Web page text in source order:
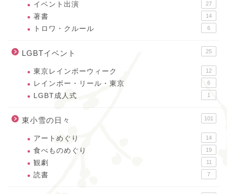
イベント出演 27
著書 14
トロワ・クルール 6
LGBTイベント 25
東京レインボーウィーク 12
レインボー・リール・東京 6
LGBT成人式 1
東小雪の日々 101
アートめぐり 14
食べものめぐり 19
観劇 11
読書 7